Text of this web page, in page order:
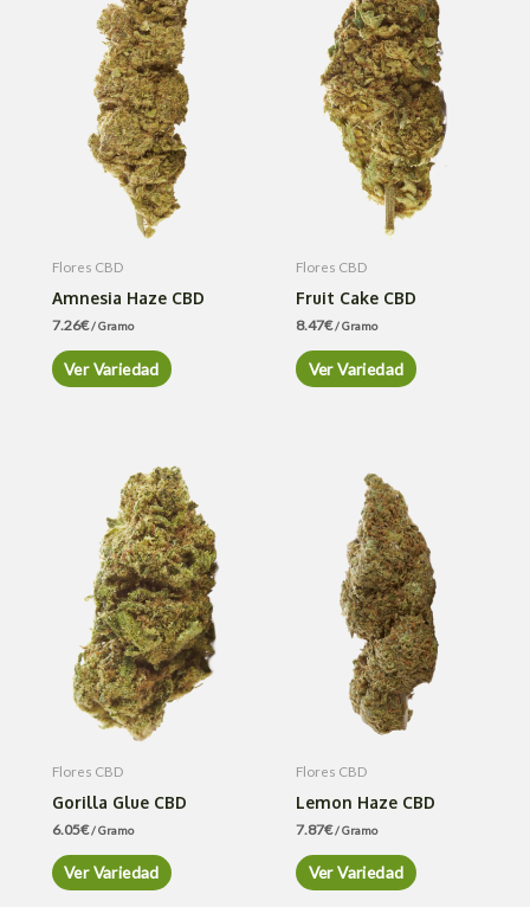
Flores CBD
Amnesia Haze CBD
7.26€/ Gramo
Ver Variedad
Flores CBD
Fruit Cake CBD
8.47€/ Gramo
Ver Variedad
Flores CBD
Gorilla Glue CBD
6.05€/ Gramo
Ver Variedad
Flores CBD
Lemon Haze CBD
7.87€/ Gramo
Ver Variedad